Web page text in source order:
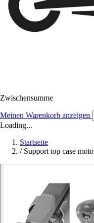
Zwischensumme
Meinen Warenkorb anzeigen
Loading...
Startseite
/ Support top case